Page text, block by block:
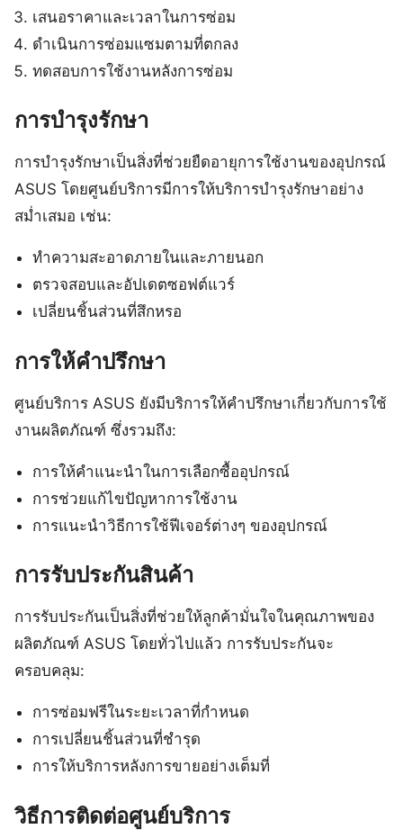
เสนอราคาและเวลาในการซ่อม
ดำเนินการซ่อมแซมตามที่ตกลง
ทดสอบการใช้งานหลังการซ่อม
การบำรุงรักษา
การบำรุงรักษาเป็นสิ่งที่ช่วยยืดอายุการใช้งานของอุปกรณ์
ASUS โดยศูนย์บริการมีการให้บริการบำรุงรักษาอย่าง
สม่ำเสมอ เช่น:
ทำความสะอาดภายในและภายนอก
ตรวจสอบและอัปเดตซอฟต์แวร์
เปลี่ยนชิ้นส่วนที่สึกหรอ
การให้คำปรึกษา
ศูนย์บริการ ASUS ยังมีบริการให้คำปรึกษาเกี่ยวกับการใช้
งานผลิตภัณฑ์ ซึ่งรวมถึง:
การให้คำแนะนำในการเลือกซื้ออุปกรณ์
การช่วยแก้ไขปัญหาการใช้งาน
การแนะนำวิธีการใช้ฟีเจอร์ต่างๆ ของอุปกรณ์
การรับประกันสินค้า
การรับประกันเป็นสิ่งที่ช่วยให้ลูกค้ามั่นใจในคุณภาพของ
ผลิตภัณฑ์ ASUS โดยทั่วไปแล้ว การรับประกันจะ
ครอบคลุม:
การซ่อมฟรีในระยะเวลาที่กำหนด
การเปลี่ยนชิ้นส่วนที่ชำรุด
การให้บริการหลังการขายอย่างเต็มที่
วิธีการติดต่อศูนย์บริการ